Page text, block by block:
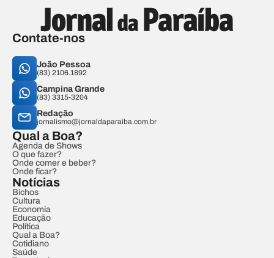
Contate-nos
João Pessoa
(83) 2106.1892
Campina Grande
(83) 3315-3204
Redação
jornalismo@jornaldaparaiba.com.br
Qual a Boa?
Agenda de Shows
O que fazer?
Onde comer e beber?
Onde ficar?
Notícias
Bichos
Cultura
Economia
Educação
Política
Qual a Boa?
Cotidiano
Saúde